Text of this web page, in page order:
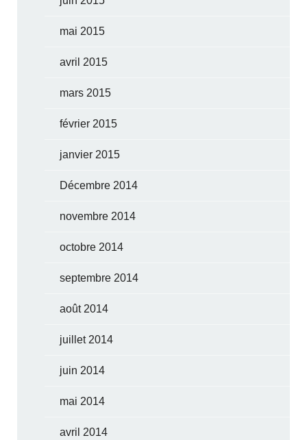
mai 2015
avril 2015
mars 2015
février 2015
janvier 2015
Décembre 2014
novembre 2014
octobre 2014
septembre 2014
août 2014
juillet 2014
juin 2014
mai 2014
avril 2014